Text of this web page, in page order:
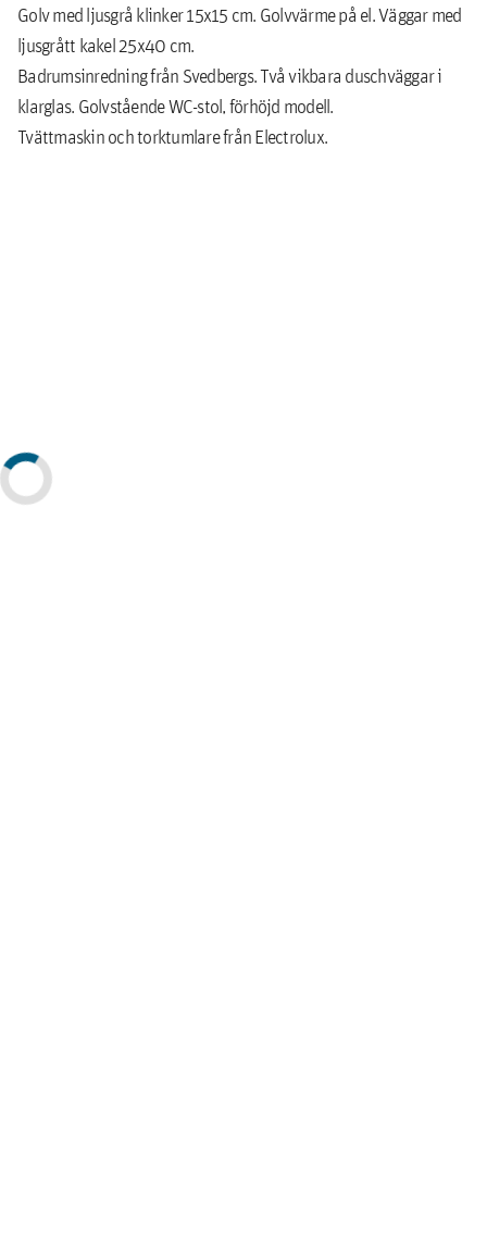
Golv med ljusgrå klinker 15x15 cm. Golvvärme på el. Väggar med
ljusgrått kakel 25x40 cm.
Badrumsinredning från Svedbergs. Två vikbara duschväggar i
klarglas. Golvstående WC-stol, förhöjd modell.
Tvättmaskin och torktumlare från Electrolux.